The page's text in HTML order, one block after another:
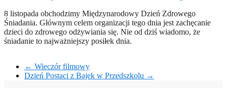
8 listopada obchodzimy Międzynarodowy Dzień Zdrowego
Śniadania. Głównym celem organizacji tego dnia jest zachęcanie
dzieci do zdrowego odżywiania się. Nie od dziś wiadomo, że
śniadanie to najważniejszy posiłek dnia.
← Wieczór filmowy
Dzień Postaci z Bajek w Przedszkolu →